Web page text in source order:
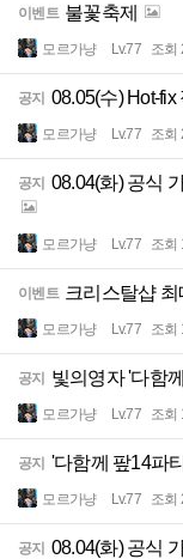
이벤트 불꽃축제
모르가냥 Lv.77 조회
공지 08.05(수) Hot-fix
모르가냥 Lv.77 조회
공지 08.04(화) 공식
모르가냥 Lv.77 조회
이벤트 크리스탈샵
모르가냥 Lv.77 조회
공지 빛의영자 '다함
모르가냥 Lv.77 조회
공지 '다함께 팦14파
모르가냥 Lv.77 조회
공지 08.04(화) 공식